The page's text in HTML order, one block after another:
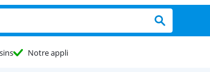
Notre appli